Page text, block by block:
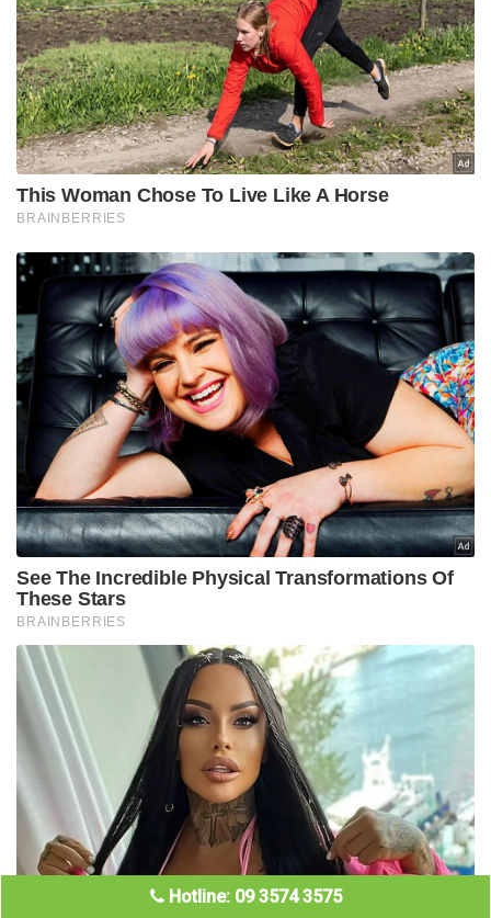
Hotline: 09 3574 3575